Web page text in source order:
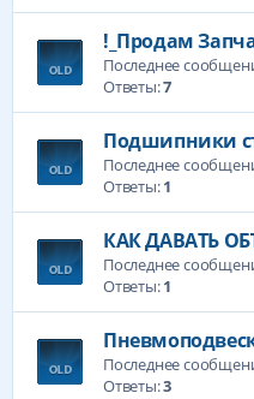
!_Продам
Последнее
Ответы:7
Подшипники
Последнее
Ответы:1
КАК ДАВАТЬ
Последнее
Ответы:1
Последнее
Ответы:3